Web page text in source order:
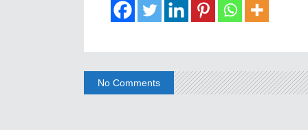
No Comments